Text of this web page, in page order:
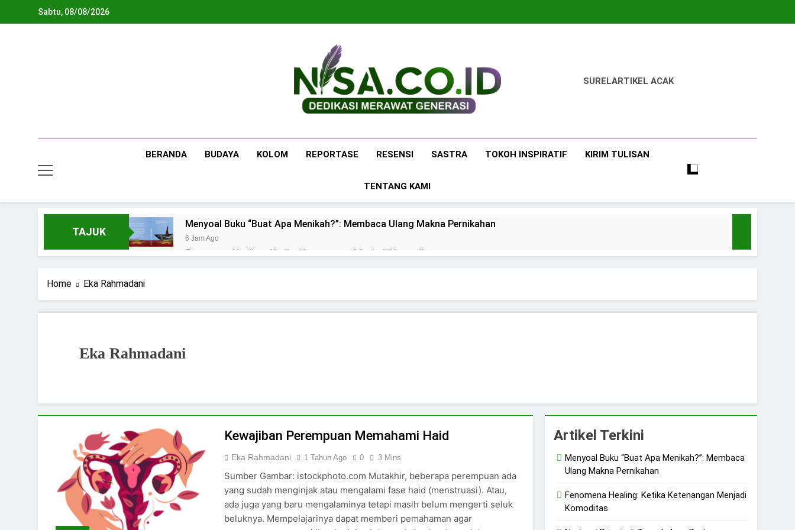
Sabtu, 08/08/2026
Nisa.co.id
SURELARTIKEL ACAK
BERANDA BUDAYA KOLOM REPORTASE RESENSI SASTRA TOKOH INSPIRATIF KIRIM TULISAN
TENTANG KAMI
TAJUK
Menyoal Buku “Buat Apa Menikah?”: Membaca Ulang Makna Pernikahan
6 Jam Ago
Fenomena Healing: Ketika Ketenangan Menjadi Komoditas
Ning Jazil dan Inspirasi Perempuan Mandiri Pujian, Tuntutan, dan Ketangguhan Perempuan
5 Hari Ago
Home Eka Rahmadani
Eka Rahmadani
Kewajiban Perempuan Memahami Haid
Eka Rahmadani 1 Tahun Ago 0 3 Mins
Sumber Gambar: istockphoto.com Mutakhir, beberapa perempuan ada
yang sudah menginjak atau mengalami fase haid (menstruasi). Atau,
ada juga yang baru mengalaminya tetapi masih belum mengerti seluk
beluknya. Mempelajarinya dapat memberi pemahaman agar
Artikel Terkini
Menyoal Buku “Buat Apa Menikah?”: Membaca
Ulang Makna Pernikahan
Fenomena Healing: Ketika Ketenangan Menjadi
Komoditas